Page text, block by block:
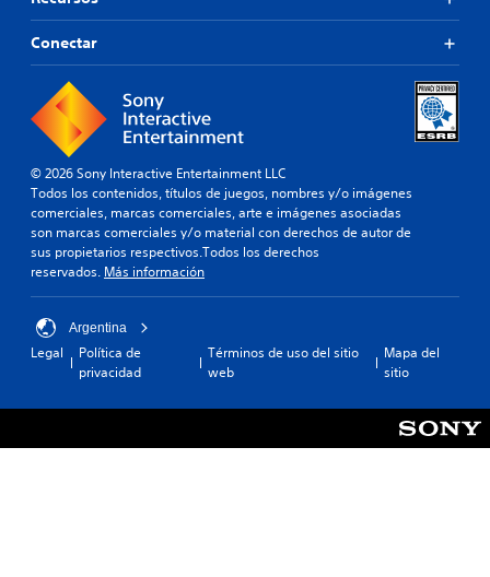
Conectar
© 2026 Sony Interactive Entertainment LLC
Todos los contenidos, títulos de juegos, nombres y/o imágenes
comerciales, marcas comerciales, arte e imágenes asociadas
son marcas comerciales y/o material con derechos de autor de
sus propietarios respectivos.Todos los derechos
reservados. Más información
Argentina
Legal
Política de
privacidad
Términos de uso del sitio
web
Mapa del
sitio